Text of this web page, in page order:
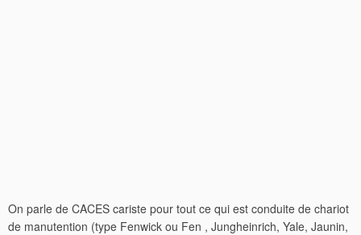
On parle de CACES cariste pour tout ce qui est conduite de chariot
de manutention (type Fenwick ou Fen , Jungheinrich, Yale, Jaunin,